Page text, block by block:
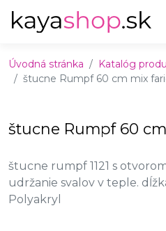
Úvodná stránka
Katalóg
štucne Rumpf 60 cm mix
štucne Rumpf 60
štucne rumpf 1121 s
udržanie svalov v teple.
Polyakryl